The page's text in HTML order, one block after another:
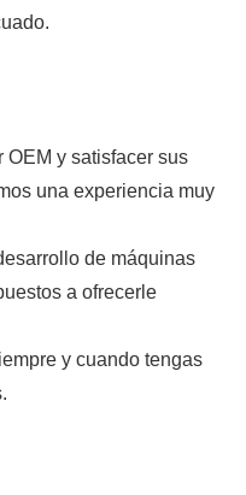
OEM y satisfacer sus
una experiencia muy
de máquinas
a ofrecerle
y cuando tengas